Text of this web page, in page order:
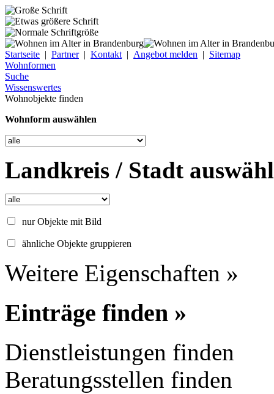
Startseite | Partner| Kontakt | Angebot melden | Sitemap
Wohnformen
Suche
Wissenswertes
Wohnobjekte finden
Wohnform auswählen
Landkreis / Stadt
nur Objekte mit Bild
ähnliche Objekte gruppieren
Weitere Eigenschaften »
Einträge finden »
Dienstleistungen finden
Beratungsstellen finden